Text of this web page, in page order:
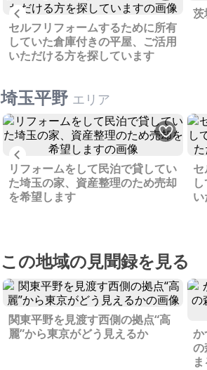
Previous
セルフリフォームするために所有
していた倉庫付きの平屋、ご活用
いただける方を探しています
茨
埼玉平野 エリア
Previous
リフォームをして民泊で貸してい
た埼玉の家、資産整理のため売却
を希望します
この地域の見聞録を見る
関東平野を見渡す西側の拠点“高
麗”から東京がどう見えるか
か
の